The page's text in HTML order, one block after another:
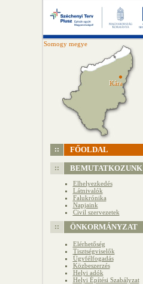
Somogy megye
Kára
Kára
FŐOLDAL
BEMUTATKOZUNK
Elhelyezkedés
Látnivalók
Falukrónika
Napjaink
Civil szervezetek
ÖNKORMÁNYZAT
Elérhetőség
Tisztségviselők
Ügyfélfogadás
Közbeszerzés
Helyi adók
Helyi Építési Szabályzat